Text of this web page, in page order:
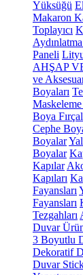
Yüksüğü
Makaron
Toplayıcı
Paneli
AHŞAP
ve
Boyaları
Maskeleme
Boya
Cephe
Boyalar
Boyalar
Kapılar
Kapıları
Fayansları
Fayansları
Tezgahları
Duvar
3 Boyutlu
Dekoratif
Duvar